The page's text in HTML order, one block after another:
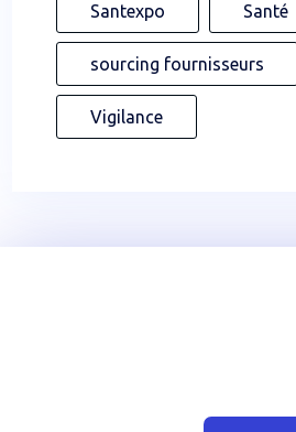
Santexpo Santé
sourcing fournisseurs
Vigilance